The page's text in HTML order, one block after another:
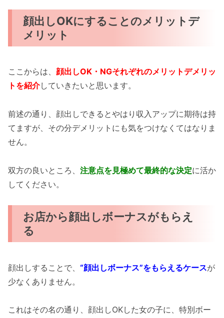
顔出しOKにすることのメリットデ
メリット
ここからは、 顔出しOK・NGそれぞれのメリットデメリッ
トを紹介していきたいと思います。
前述の通り、顔出しできるとやはり収入アップに期待は持
てますが、その分デメリットにも気をつけなくてはなりま
せん。
双方の良いところ、 注意点を見極めて最終的な決定に活か
してください。
お店から顔出しボーナスがもらえ
る
顔出しすることで、 “顔出しボーナス”をもらえるケースが
少なくありません。
これはその名の通り、顔出しOKした女の子に、特別ボー